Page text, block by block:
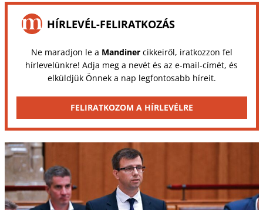
HÍRLEVÉL-FELIRATKOZÁS
Ne maradjon le a Mandinercikkeiről, iratkozzon fel
hírlevelünkre! Adja meg a nevét és az e-mail-címét, és
elküldjük Önnek a nap legfontosabb híreit.
FELIRATKOZOM A HÍRLEVÉLRE